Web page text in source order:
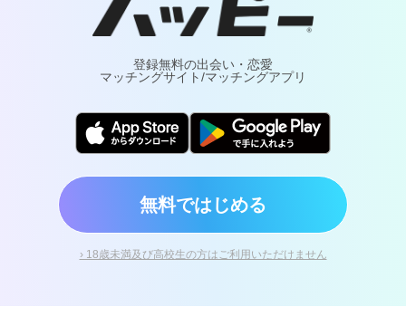
登録無料の出会い・恋愛
マッチングサイト/マッチングアプリ
無料ではじめる
› 18歳未満及び高校生の方はご利用いただけません